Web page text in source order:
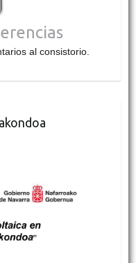
al consistorio.